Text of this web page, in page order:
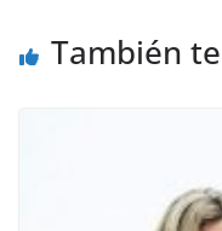
También